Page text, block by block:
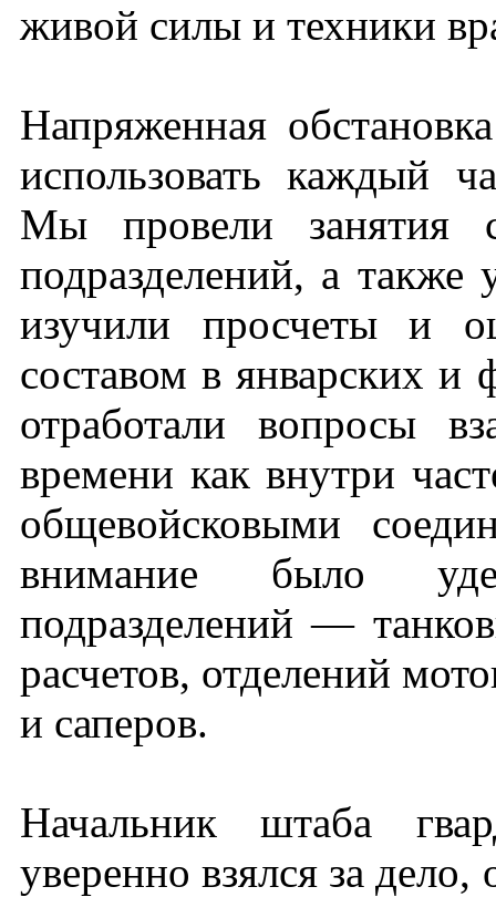
живой силы и техники
Напряженная
использовать каждый
Мы провели занятия
подразделений, а также
изучили просчеты и
составом в январских и
отработали вопросы
времени как внутри
общевойсковыми
внимание было
подразделений —
расчетов, отделений
и саперов.
Начальник штаба
уверенно взялся за